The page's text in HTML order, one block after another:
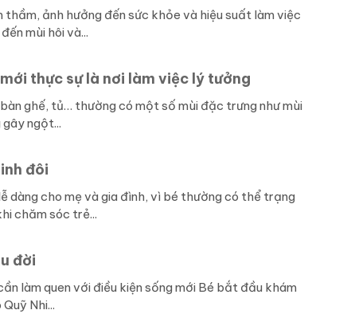
ảnh hưởng đến sức khỏe và hiệu suất làm việc
mùi hôi và...
thực sự là nơi làm việc lý tưởng
ghế, tủ… thường có một số mùi đặc trưng như mùi
ngột...
đôi
dàng cho mẹ và gia đình, vì bé thường có thể trạng
chăm sóc trẻ...
đời
làm quen với điều kiện sống mới Bé bắt đầu khám
Nhi...